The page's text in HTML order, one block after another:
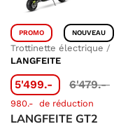
PROMO NOUVEAU
Trottinette électrique /
LANGFEITE
5'499.- 6'479.-
980.- de réduction
LANGFEITE GT2